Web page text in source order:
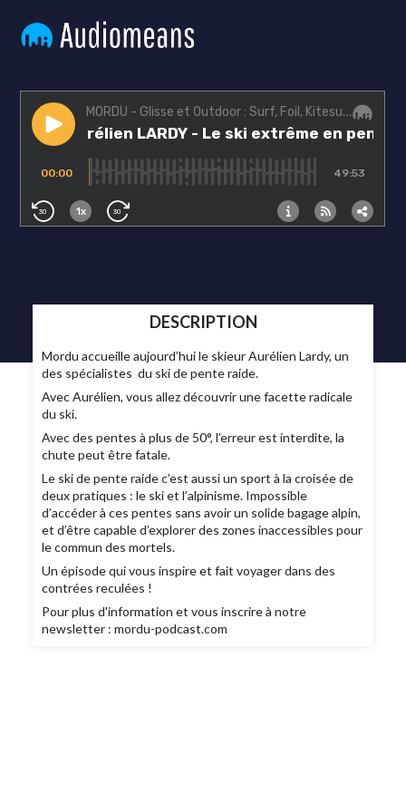
DESCRIPTION
Mordu accueille aujourd’hui le skieur Aurélien Lardy, un
des spécialistes du ski de pente raide.
Avec Aurélien, vous allez découvrir une facette radicale
du ski.
Avec des pentes à plus de 50°, l’erreur est interdite, la
chute peut être fatale.
Le ski de pente raide c’est aussi un sport à la croisée de
deux pratiques : le ski et l’alpinisme. Impossible
d’accéder à ces pentes sans avoir un solide bagage alpin,
et d’être capable d’explorer des zones inaccessibles pour
le commun des mortels.
Un épisode qui vous inspire et fait voyager dans des
contrées reculées !
Pour plus d'information et vous inscrire à notre
newsletter : mordu-podcast.com